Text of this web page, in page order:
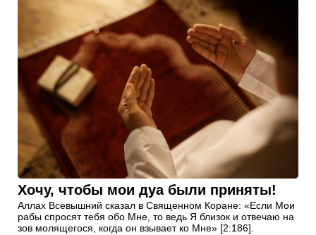
Хочу, чтобы мои дуа были приняты!
Аллах Всевышний сказал в Священном Коране: «Если Мои
рабы спросят тебя обо Мне, то ведь Я близок и отвечаю на
зов молящегося, когда он взывает ко Мне» [2:186].